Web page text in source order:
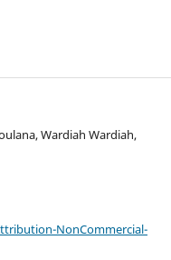
Wardiah Wardiah,
NonCommercial-